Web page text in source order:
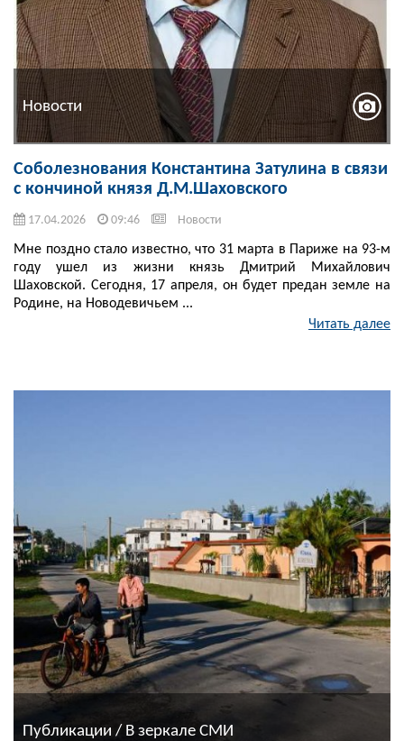
Новости
Соболезнования Константина Затулина в связи
с кончиной князя Д.М.Шаховского
17.04.2026 09:46 Новости
Мне поздно стало известно, что 31 марта в Париже на 93-м
году ушел из жизни князь Дмитрий Михайлович
Шаховской. Сегодня, 17 апреля, он будет предан земле на
Родине, на Новодевичьем ...
Читать далее
Публикации / В зеркале СМИ